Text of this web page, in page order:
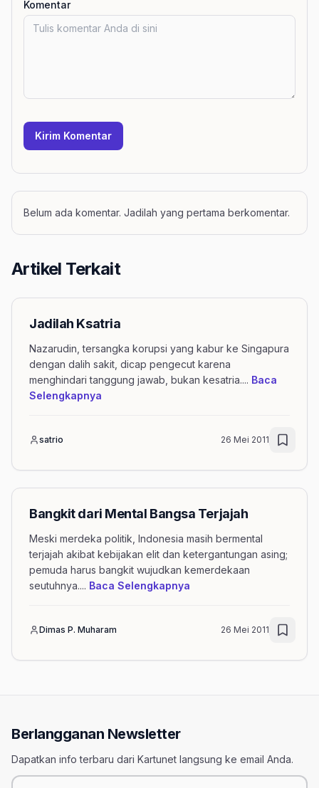
Komentar
Kirim Komentar
Belum ada komentar. Jadilah yang pertama berkomentar.
Artikel Terkait
Jadilah Ksatria
Nazarudin, tersangka korupsi yang kabur ke Singapura
dengan dalih sakit, dicap pengecut karena
menghindari tanggung jawab, bukan kesatria.... Baca
Selengkapnya
satrio 26 Mei 2011
Bangkit dari Mental Bangsa Terjajah
Meski merdeka politik, Indonesia masih bermental
terjajah akibat kebijakan elit dan ketergantungan asing;
pemuda harus bangkit wujudkan kemerdekaan
seutuhnya.... Baca Selengkapnya
Dimas P. Muharam 26 Mei 2011
Berlangganan Newsletter
Dapatkan info terbaru dari Kartunet langsung ke email Anda.